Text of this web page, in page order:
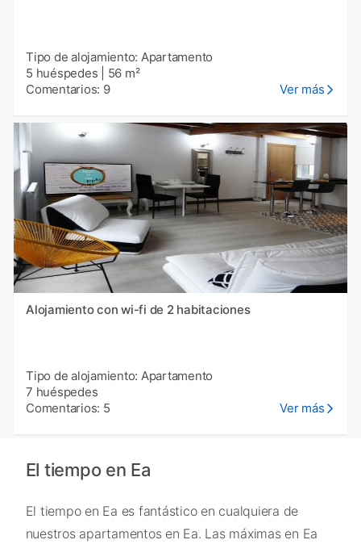
Tipo de alojamiento: Apartamento
5 huéspedes
56 m²
Comentarios: 9
Ver más
Alojamiento con wi-fi de 2 habitaciones
Tipo de alojamiento: Apartamento
7 huéspedes
Comentarios: 5
Ver más
El tiempo en Ea
El tiempo en Ea es fantástico en cualquiera de
nuestros apartamentos en Ea. Las máximas en Ea